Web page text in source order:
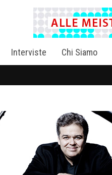
Interviste Chi Siamo